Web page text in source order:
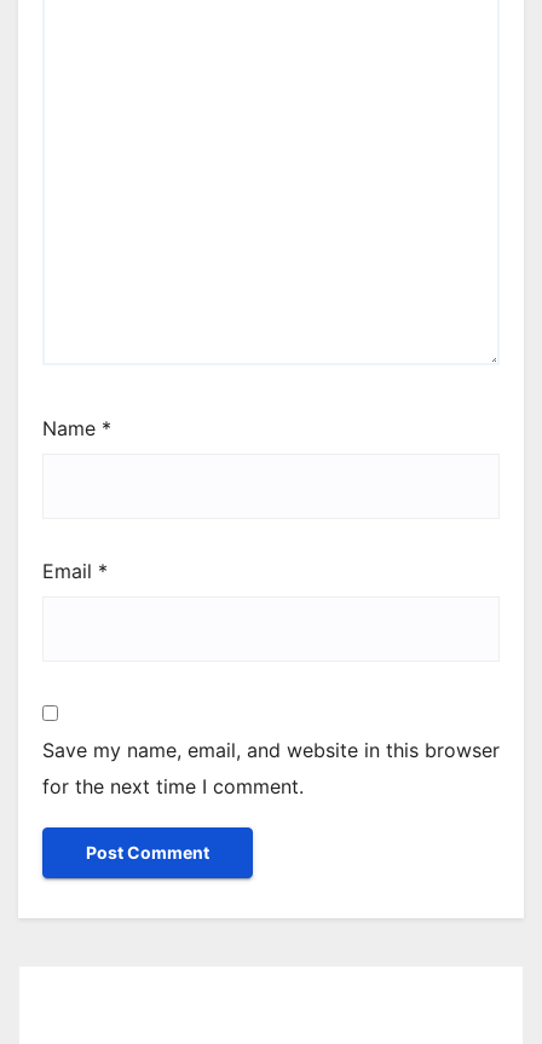
Name *
Email *
Save my name, email, and website in this browser
for the next time I comment.